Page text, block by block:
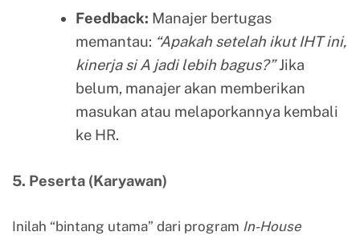
Feedback: Manajer bertugas
memantau: “Apakah setelah ikut IHT ini,
kinerja si A jadi lebih bagus?”Jika
belum, manajer akan memberikan
masukan atau melaporkannya kembali
ke HR.
5. Peserta (Karyawan)
Inilah “bintang utama” dari program In-House